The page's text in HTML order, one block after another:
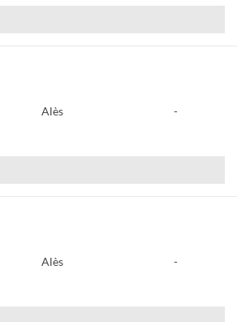
Alès -
Alès -